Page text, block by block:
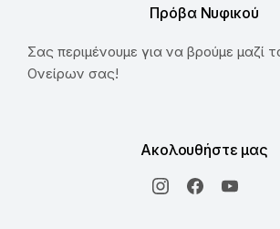
Πρόβα Νυφικού
Σας περιμένουμε για να βρούμε μαζί
Ονείρων σας!
Ακολουθήστε μας